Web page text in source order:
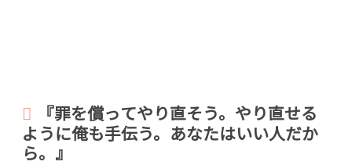
『罪を償ってやり直そう。やり直せる
ように俺も手伝う。あなたはいい人だか
ら。』